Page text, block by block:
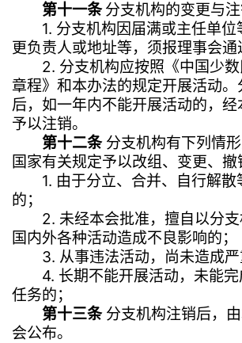
第十一条分支机构的变更与注
1. 分支机构因届满或主任单位
更负责人或地址等，须报理事会通
2. 分支机构应按照《中国少数
章程》和本办法的规定开展活动。
后，如一年内不能开展活动的，
予以注销。
第十二条分支机构有下列情
国家有关规定予以改组、变更、撤
1. 由于分立、合并、自行解散
的；
2. 未经本会批准，擅自以分支
国内外各种活动造成不良影响的；
3. 从事违法活动，尚未造成严
4. 长期不能开展活动，未能完
任务的；
第十三条分支机构注销后，
会公布。